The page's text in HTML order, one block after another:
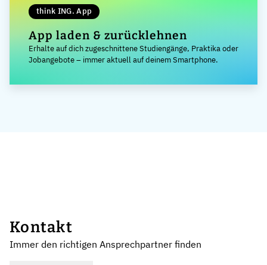
think ING. App
App laden & zurücklehnen
Erhalte auf dich zugeschnittene Studiengänge, Praktika oder
Jobangebote – immer aktuell auf deinem Smartphone.
Kontakt
Immer den richtigen Ansprechpartner finden